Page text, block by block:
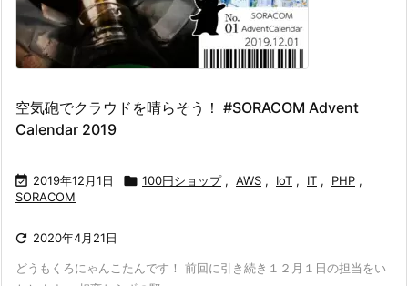
空気砲でクラウドを晴らそう！ #SORACOM Advent
Calendar 2019
 2019年12月1日  100円ショップ , AWS , IoT , IT , PHP ,
SORACOM
 2020年4月21日
どうもくろにゃんこたんです！ 前回に引き続き１２月１日の担当をい